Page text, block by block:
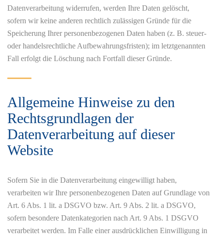
Datenverarbeitung widerrufen, werden Ihre Daten gelöscht,
sofern wir keine anderen rechtlich zulässigen Gründe für die
Speicherung Ihrer personenbezogenen Daten haben (z. B. steuer-
oder handelsrechtliche Aufbewahrungsfristen); im letztgenannten
Fall erfolgt die Löschung nach Fortfall dieser Gründe.
Allgemeine Hinweise zu den
Rechtsgrundlagen der
Datenverarbeitung auf dieser
Website
Sofern Sie in die Datenverarbeitung eingewilligt haben,
verarbeiten wir Ihre personenbezogenen Daten auf Grundlage von
Art. 6 Abs. 1 lit. a DSGVO bzw. Art. 9 Abs. 2 lit. a DSGVO,
sofern besondere Datenkategorien nach Art. 9 Abs. 1 DSGVO
verarbeitet werden. Im Falle einer ausdrücklichen Einwilligung in